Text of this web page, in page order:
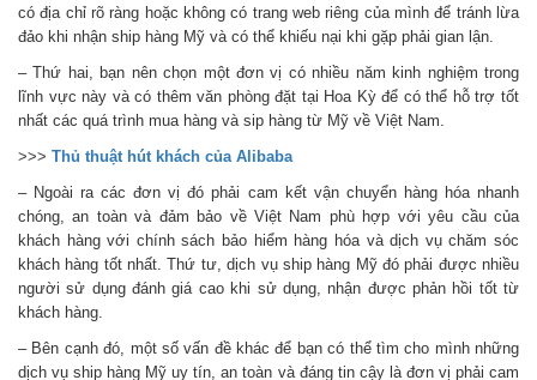
có địa chỉ rõ ràng hoặc không có trang web riêng của mình để tránh lừa
đảo khi nhận ship hàng Mỹ và có thể khiếu nại khi gặp phải gian lận.
– Thứ hai, bạn nên chọn một đơn vị có nhiều năm kinh nghiệm trong
lĩnh vực này và có thêm văn phòng đặt tại Hoa Kỳ để có thể hỗ trợ tốt
nhất các quá trình mua hàng và sip hàng từ Mỹ về Việt Nam.
>>> Thủ thuật hút khách của Alibaba
– Ngoài ra các đơn vị đó phải cam kết vận chuyển hàng hóa nhanh
chóng, an toàn và đảm bảo về Việt Nam phù hợp với yêu cầu của
khách hàng với chính sách bảo hiểm hàng hóa và dịch vụ chăm sóc
khách hàng tốt nhất. Thứ tư, dịch vụ ship hàng Mỹ đó phải được nhiều
người sử dụng đánh giá cao khi sử dụng, nhận được phản hồi tốt từ
khách hàng.
– Bên cạnh đó, một số vấn đề khác để bạn có thể tìm cho mình những
dịch vụ ship hàng Mỹ uy tín, an toàn và đáng tin cậy là đơn vị phải cam